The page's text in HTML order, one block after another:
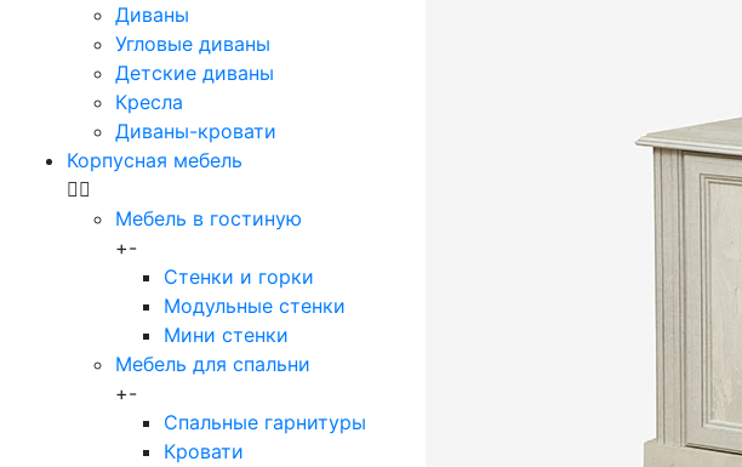
Диваны
Угловые диваны
Детские диваны
Кресла
Диваны-кровати
Корпусная мебель
Мебель в гостиную
+-
Стенки и горки
Модульные стенки
Мини стенки
Мебель для спальни
+-
Спальные гарнитуры
Кровати